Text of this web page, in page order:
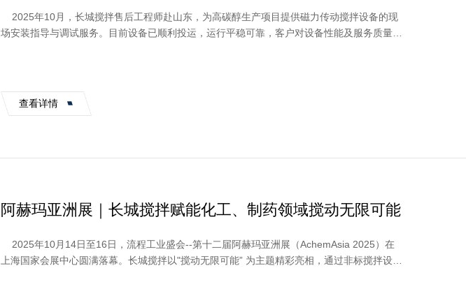
2025年10月，长城搅拌售后工程师赴山东，为高碳醇生产项目提供磁力传动搅拌设备的现
场安装指导与调试服务。目前设备已顺利投运，运行平稳可靠，客户对设备性能及服务质量均
查看详情
阿赫玛亚洲展｜长城搅拌赋能化工、制药领域搅动无限可能
2025年10月14日至16日，流程工业盛会--第十二届阿赫玛亚洲展（AchemAsia 2025）在
上海国家会展中心圆满落幕。长城搅拌以"搅动无限可能” 为主题精彩亮相，通过非标搅拌设备